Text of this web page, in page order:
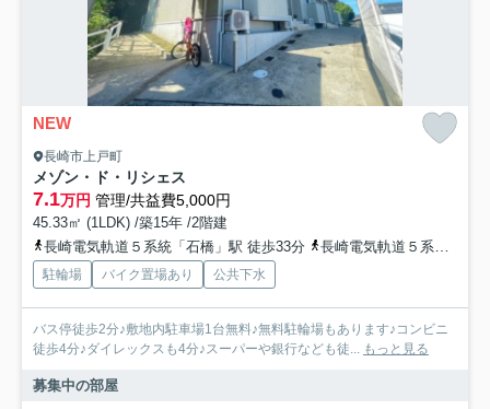
NEW
長崎市上戸町
メゾン・ド・リシェス
7.1万円 管理/共益費5,000円
45.33㎡ (1LDK) /築15年 /2階建
長崎電気軌道５系統「石橋」駅 徒歩33分
長崎電気軌道５系統「大浦天主堂」駅 徒歩36分
駐輪場 バイク置場あり 公共下水
バス停徒歩2分♪敷地内駐車場1台無料♪無料駐輪場もあります♪コンビニ
徒歩4分♪ダイレックスも4分♪スーパーや銀行なども徒...
もっと見る
募集中の部屋